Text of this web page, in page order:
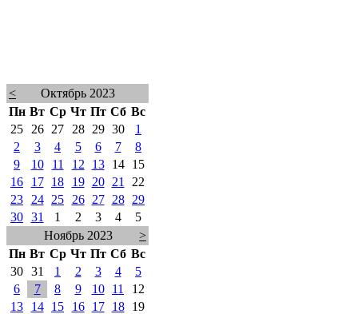
<
Октябрь 2023
Пн Вт Ср Чт Пт Сб Вс
25
26 27 28 29 30
1
2
3 4 5 6 7
8
9
10 11 12 13 14
15
16
17 18 19 20 21
22
23
24 25 26 27 28
29
30 31 1 2 3 4
5
Ноябрь 2023
>
Пн Вт Ср Чт Пт Сб Вс
30 31 1 2 3 4
5
6
7 8 9 10 11
12
13
14 15 16 17 18
19